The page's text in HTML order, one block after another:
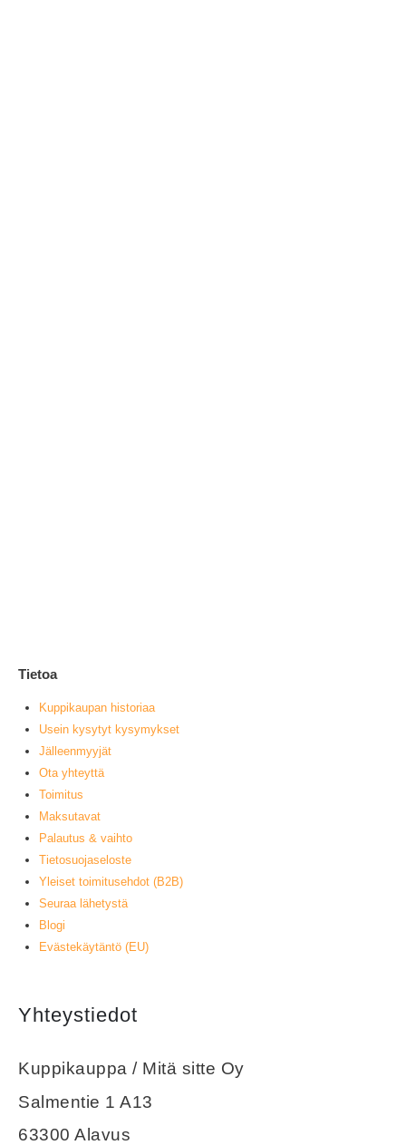
Tietoa
Kuppikaupan historiaa
Usein kysytyt kysymykset
Jälleenmyyjät
Ota yhteyttä
Toimitus
Maksutavat
Palautus & vaihto
Tietosuojaseloste
Yleiset toimitusehdot (B2B)
Seuraa lähetystä
Blogi
Evästekäytäntö (EU)
Yhteystiedot
Kuppikauppa / Mitä sitte Oy
Salmentie 1 A13
63300 Alavus